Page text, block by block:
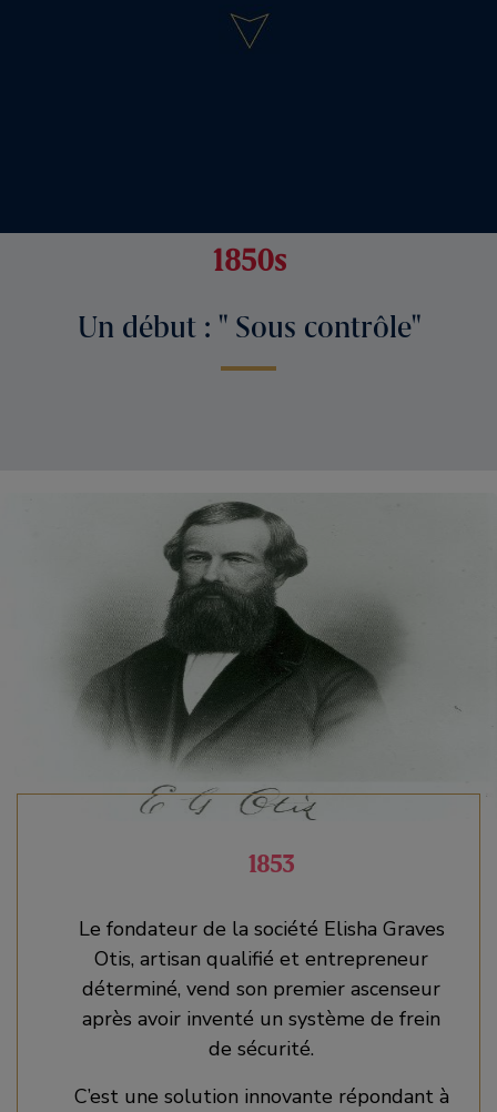
1850s
Un début : " Sous contrôle"
1853
Le fondateur de la société Elisha Graves
Otis, artisan qualifié et entrepreneur
déterminé, vend son premier ascenseur
après avoir inventé un système de frein
de sécurité.
C’est une solution innovante répondant à